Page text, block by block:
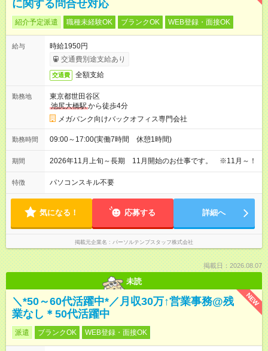
に関する問合せ対応
紹介予定派遣 職種未経験OK ブランクOK WEB登録・面接OK
給与
時給1950円
交通費別途支給あり
交通費 全額支給
勤務地
東京都世田谷区
池尻大橋駅から徒歩4分
メガバンク向けバックオフィス専門会社
勤務時間 09:00～17:00(実働7時間 休憩1時間)
期間 2026年11月上旬～長期 11月開始のお仕事です。 ※11月～！
特徴 パソコンスキル不要
気になる！ 応募する 詳細へ
掲載元企業名 パーソルテンプスタッフ株式会社
掲載日：2026.08.07
未読
NEW
＼*50～60代活躍中*／月収30万↑営業事務@残
業なし＊50代活躍中
派遣 ブランクOK WEB登録・面接OK